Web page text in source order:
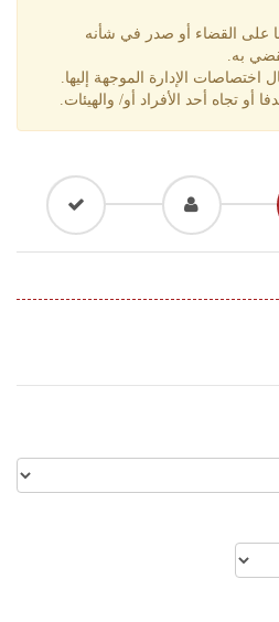
على القضاء أو صدر في شأنه
به.
الإدارة الموجهة إليها.
أو تجاه أحد الأفراد أو/ والهيئات.